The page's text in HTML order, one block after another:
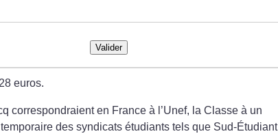
Valider
euros.
correspondraient en France à l’Unef, la Classe à un
des syndicats étudiants tels que Sud-Étudiant